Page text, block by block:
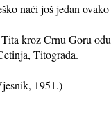
naći još jedan
kroz Crnu Goru
Titograda.
1951.)